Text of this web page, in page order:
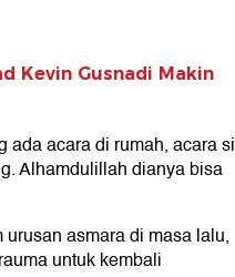
Kevin Gusnadi Makin
ada acara di rumah, acara si
Alhamdulillah dianya bisa
asmara di masa lalu,
untuk kembali